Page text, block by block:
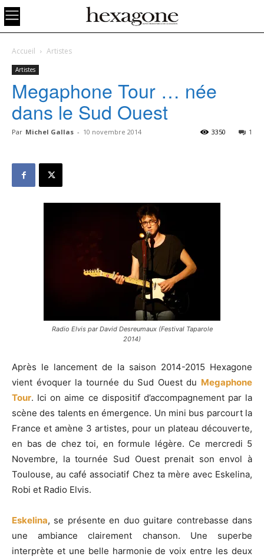
Accueil Artistes
Artistes
Megaphone Tour … née
dans le Sud Ouest
Par Michel Gallas - 10 novembre 2014 1
3350
Radio Elvis par David Desreumaux (Festival Taparole
2014)
Après le lancement de la saison 2014-2015 Hexagone
vient évoquer la tournée du Sud Ouest du Megaphone
Tour. Ici on aime ce dispositif d’accompagnement par la
scène des talents en émergence. Un mini bus parcourt la
France et amène 3 artistes, pour un plateau découverte,
en bas de chez toi, en formule légère. Ce mercredi 5
Novembre, la tournée Sud Ouest prenait son envol à
Toulouse, au café associatif Chez ta mère avec Eskelina,
Robi et Radio Elvis.
Eskelina, se présente en duo guitare contrebasse dans
une ambiance clairement chanson. Une superbe
interprète et une belle harmonie de voix entre les deux